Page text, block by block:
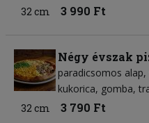
32 cm
3 990 Ft
Négy évszak
paradicsomos alap
kukorica gomba
32 cm
3 790 Ft